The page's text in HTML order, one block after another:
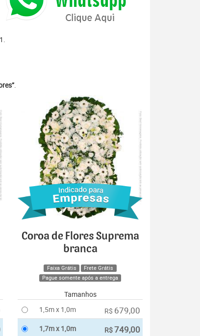
.
Coroa de Flores Suprema
branca
Faixa Grátis
Frete Grátis
Pague somente após a entrega
Tamanhos
1,5m x 1,0m
R$ 679,00
1,7m x 1,0m R$749,00